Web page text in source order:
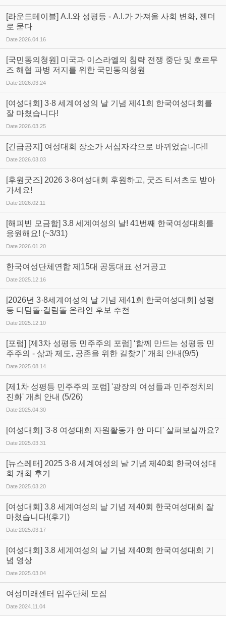
[라운드테이블] A.I.와 성평등 - A.I.가 가져올 사회 변화, 젠더
로 묻다
Date2026.04.16
[국민동의청원] 미국과 이스라엘의 침략 전쟁 중단 및 호르무
즈 해협 파병 저지를 위한 국민동의청원
Date2026.03.24
[여성대회] 3·8 세계여성의 날 기념 제41회 한국여성대회를
잘 마쳤습니다!
Date2026.03.25
[긴급공지] 여성대회 장소가 서십자각으로 바뀌었습니다!!
Date2026.03.03
[후원굿즈] 2026 3·8여성대회 후원하고, 굿즈 티셔츠도 받아
가세요!
Date2026.02.11
[해피빈 모금함] 3.8 세계여성의 날! 41번째 한국여성대회를
응원해요! (~3/31)
Date2026.01.20
한국여성단체연합 제15대 공동대표 선거공고
Date2025.12.16
[2026년 3·8세계여성의 날 기념 제41회 한국여성대회] 성평
등 디딤돌·걸림돌 온라인 후보 추천
Date2025.12.10
[포럼] [제3차 성평등 민주주의 포럼] ‘함께 만드는 성평등 민
주주의 - 삶과 제도, 공존을 위한 길찾기’ 개최 안내(9/5)
Date2025.08.14
[제1차 성평등 민주주의 포럼] '광장의 여성들과 민주정치의
진화' 개최 안내 (5/26)
Date2025.04.30
[여성대회] '3·8 여성대회 자원활동가 한 마디' 살펴보실까요?
Date2025.03.31
[뉴스레터] 2025 3·8 세계여성의 날 기념 제40회 한국여성대
회 개최 후기
Date2025.03.20
[여성대회] 3.8 세계여성의 날 기념 제40회 한국여성대회 잘
마쳤습니다!(후기)
Date2025.03.17
[여성대회] 3.8 세계여성의 날 기념 제40회 한국여성대회 기
념 영상
Date2025.03.04
여성미래센터 입주단체 모집
Date2024.11.04